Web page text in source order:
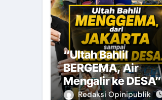
“Ultah Bahlil
BERGEMA, Air
Mengalir ke DESA”
Redaksi Opinipublik